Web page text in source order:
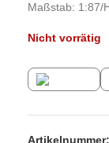
Maßstab: 1:87/
Nicht vorrätig
Artikelnummer: